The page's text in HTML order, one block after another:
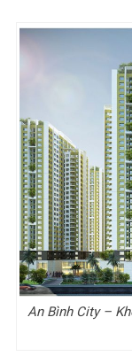
An Bình City –